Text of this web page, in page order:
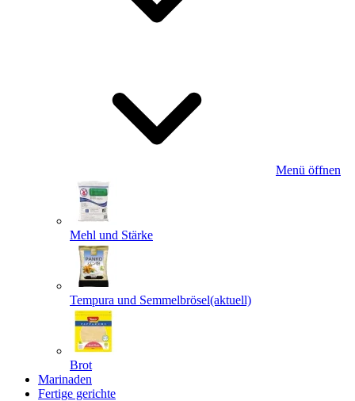
Menü öffnen
Mehl und Stärke
Tempura und Semmelbrösel(aktuell)
Brot
Marinaden
Fertige gerichte